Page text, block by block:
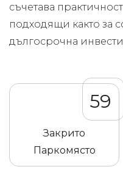
съчетава
подходящи както за
дългосрочна
59
Закрито
Паркомясто